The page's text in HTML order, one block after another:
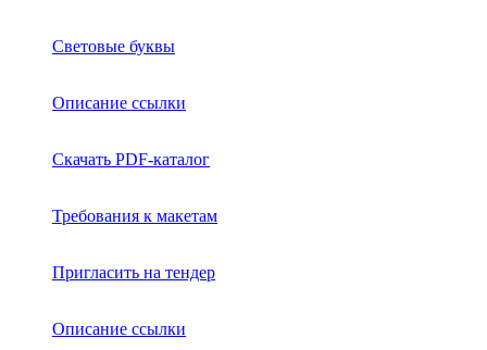
Световые буквы
Описание ссылки
Скачать PDF-каталог
Требования к макетам
Пригласить на тендер
Описание ссылки